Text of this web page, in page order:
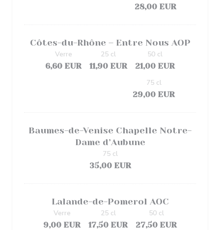
28,00 EUR
Côtes-du-Rhône – Entre Nous AOP
6,60 EUR
Verre
11,90 EUR
25 cl
21,00 EUR
50 cl
29,00 EUR
75 cl
Baumes-de-Venise Chapelle Notre-
Dame d’Aubune
35,00 EUR
75 cl
Lalande-de-Pomerol AOC
9,00 EUR
Verre
17,50 EUR
25 cl
27,50 EUR
50 cl